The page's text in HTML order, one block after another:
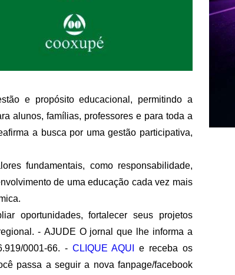
e propósito educacional, permitindo a
alunos, famílias, professores e para toda a
a busca por uma gestão participativa,
fundamentais, como responsabilidade,
de uma educação cada vez mais
oportunidades, fortalecer seus projetos
- AJUDE O jornal que lhe informa a
0001-66. - CLIQUE AQUI
e receba os
passa a seguir a nova fanpage/facebook